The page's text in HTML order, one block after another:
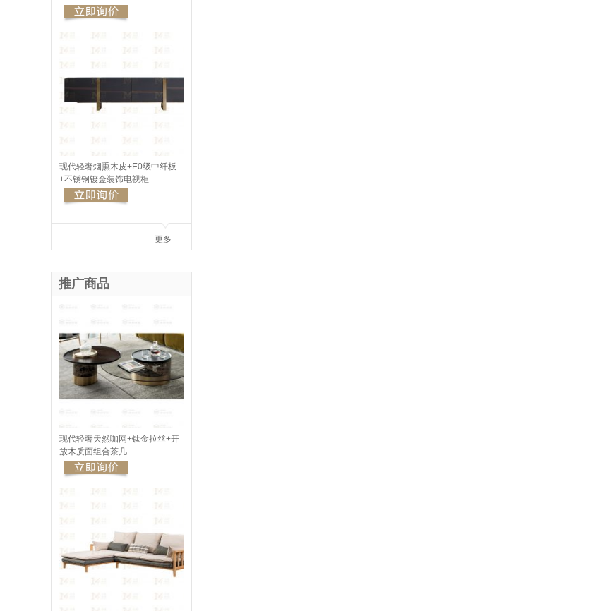
现代轻奢烟熏木皮+E0级中纤板
+不锈钢镀金装饰电视柜
更多
推广商品
现代轻奢天然咖网+钛金拉丝+开
放木质面组合茶几